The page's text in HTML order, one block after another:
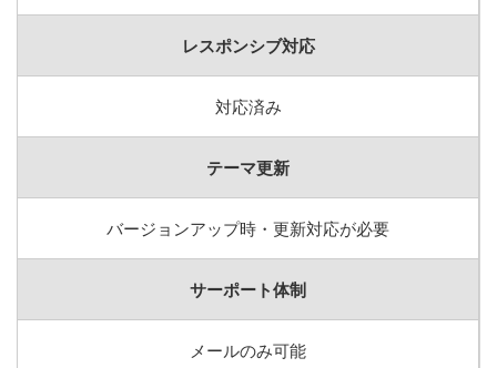
レスポンシブ対応
対応済み
テーマ更新
バージョンアップ時・更新対応が必要
サーポート体制
メールのみ可能